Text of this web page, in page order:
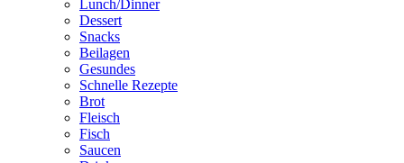
Lunch/Dinner
Dessert
Snacks
Beilagen
Gesundes
Schnelle Rezepte
Brot
Fleisch
Fisch
Saucen